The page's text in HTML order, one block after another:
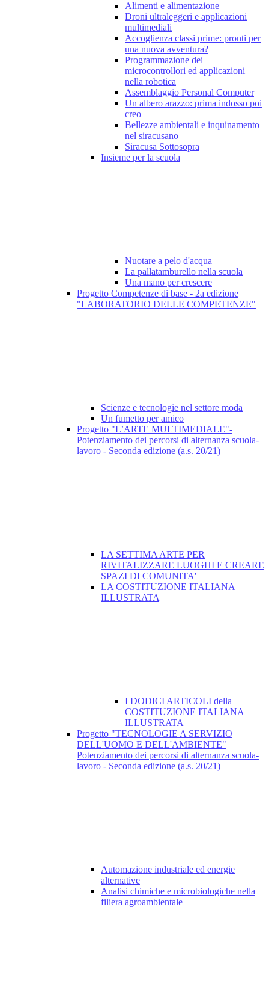
Alimenti e alimentazione
Droni ultraleggeri e applicazioni
multimediali
Accoglienza classi prime: pronti per
una nuova avventura?
Programmazione dei
microcontrollori ed applicazioni
nella robotica
Assemblaggio Personal Computer
Un albero arazzo: prima indosso poi
creo
Bellezze ambientali e inquinamento
nel siracusano
Siracusa Sottosopra
Insieme per la scuola
Nuotare a pelo d'acqua
La pallatamburello nella scuola
Una mano per crescere
Progetto Competenze di base - 2a edizione
"LABORATORIO DELLE COMPETENZE"
Scienze e tecnologie nel settore moda
Un fumetto per amico
Progetto "L’ARTE MULTIMEDIALE"-
Potenziamento dei percorsi di alternanza scuola-
lavoro - Seconda edizione (a.s. 20/21)
LA SETTIMA ARTE PER
RIVITALIZZARE LUOGHI E CREARE
SPAZI DI COMUNITA'
LA COSTITUZIONE ITALIANA
ILLUSTRATA
I DODICI ARTICOLI della
COSTITUZIONE ITALIANA
ILLUSTRATA
Progetto "TECNOLOGIE A SERVIZIO
DELL'UOMO E DELL'AMBIENTE"
Potenziamento dei percorsi di alternanza scuola-
lavoro - Seconda edizione (a.s. 20/21)
Automazione industriale ed energie
alternative
Analisi chimiche e microbiologiche nella
filiera agroambientale